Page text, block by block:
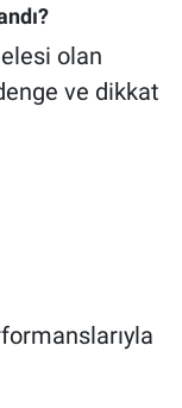
olan
ve dikkat